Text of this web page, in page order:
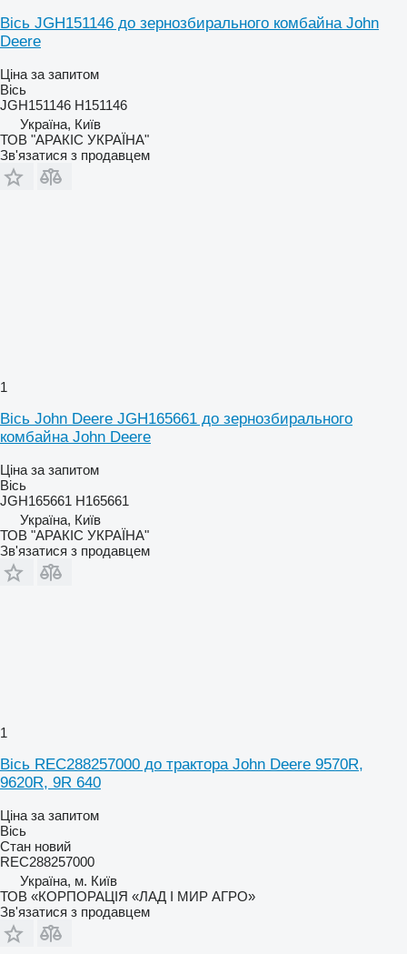
Вісь JGH151146 до зернозбирального комбайна John
Deere
Ціна за запитом
Вісь
JGH151146 H151146
Україна, Київ
ТОВ "АРАКІС УКРАЇНА"
Зв'язатися з продавцем
1
Вісь John Deere JGH165661 до зернозбирального
комбайна John Deere
Ціна за запитом
Вісь
JGH165661 H165661
Україна, Київ
ТОВ "АРАКІС УКРАЇНА"
Зв'язатися з продавцем
1
Вісь REC288257000 до трактора John Deere 9570R,
9620R, 9R 640
Ціна за запитом
Вісь
Стан новий
REC288257000
Україна, м. Київ
ТОВ «КОРПОРАЦІЯ «ЛАД І МИР АГРО»
Зв'язатися з продавцем